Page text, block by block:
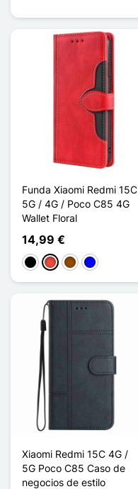
Funda Xiaomi Redmi 15C
5G / 4G / Poco C85 4G
Wallet Floral
14,99 €
NegroRojoMarrón
Azul
Xiaomi Redmi 15C 4G /
5G Poco C85 Caso de
negocios de estilo